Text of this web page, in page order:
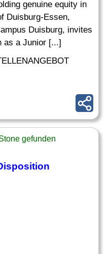
genuine equity in
Duisburg-Essen,
Duisburg, invites
as a Junior [...]
gefunden